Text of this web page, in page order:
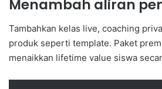
Menambah aliran
Tambahkan kelas live, coaching
produk seperti template. Paket
menaikkan lifetime value siswa